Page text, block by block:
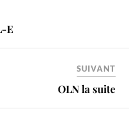
E
SUIVANT
OLN la suite